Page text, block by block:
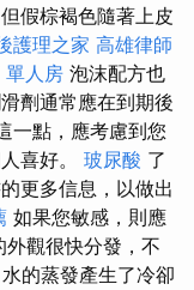
假棕褐色隨著上皮
護理之家 高雄律師
單人房 泡沫配方也
劑通常應在到期後
一點，應考慮到您
喜好。 玻尿酸 了
更多信息，以做出
如果您敏感，則應
觀很快分發，不
水的蒸發產生了冷卻